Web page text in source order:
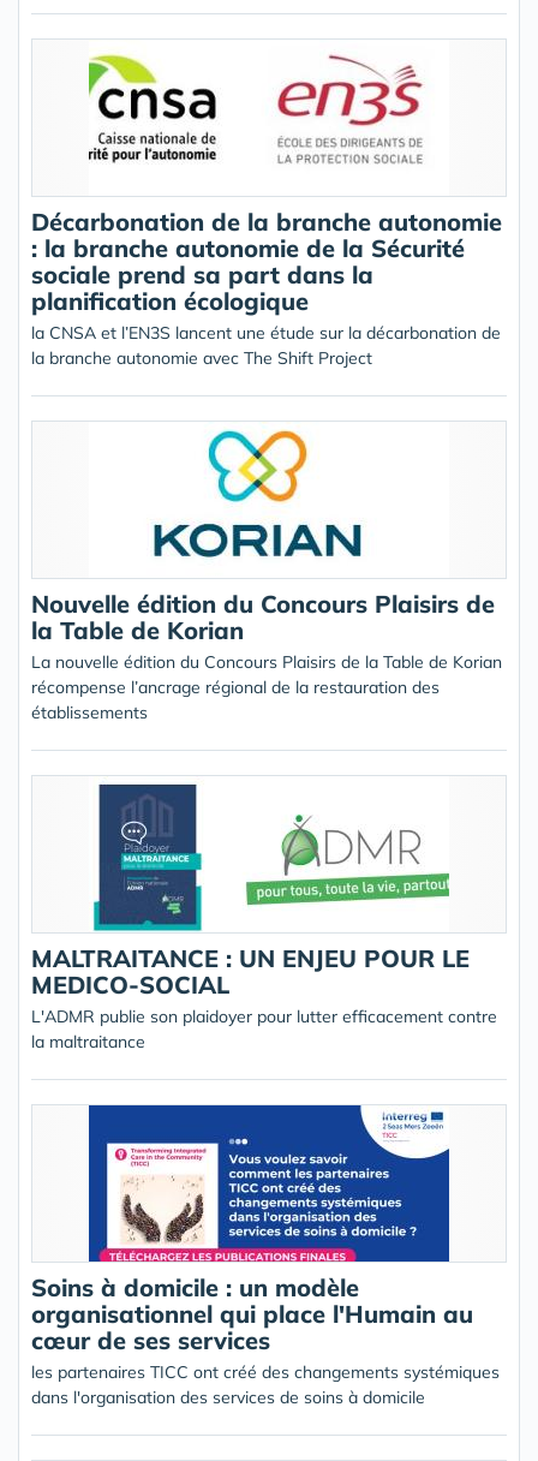
Décarbonation de la branche autonomie
: la branche autonomie de la Sécurité
sociale prend sa part dans la
planification écologique
la CNSA et l’EN3S lancent une étude sur la décarbonation de
la branche autonomie avec The Shift Project
Nouvelle édition du Concours Plaisirs de
la Table de Korian
La nouvelle édition du Concours Plaisirs de la Table de Korian
récompense l’ancrage régional de la restauration des
établissements
MALTRAITANCE : UN ENJEU POUR LE
MEDICO-SOCIAL
L'ADMR publie son plaidoyer pour lutter efficacement contre
la maltraitance
Soins à domicile : un modèle
organisationnel qui place l'Humain au
cœur de ses services
les partenaires TICC ont créé des changements systémiques
dans l'organisation des services de soins à domicile